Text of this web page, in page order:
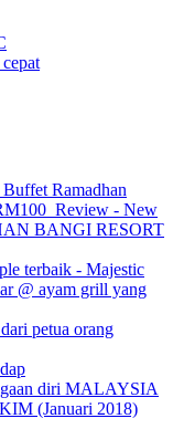
Ramadhan
- New
BANGI RESORT
terbaik - Majestic
@ ayam grill yang
petua orang
diri MALAYSIA
(Januari 2018)